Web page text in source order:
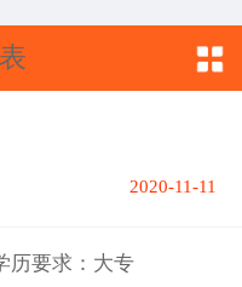
2020-11-11
历要求：大专